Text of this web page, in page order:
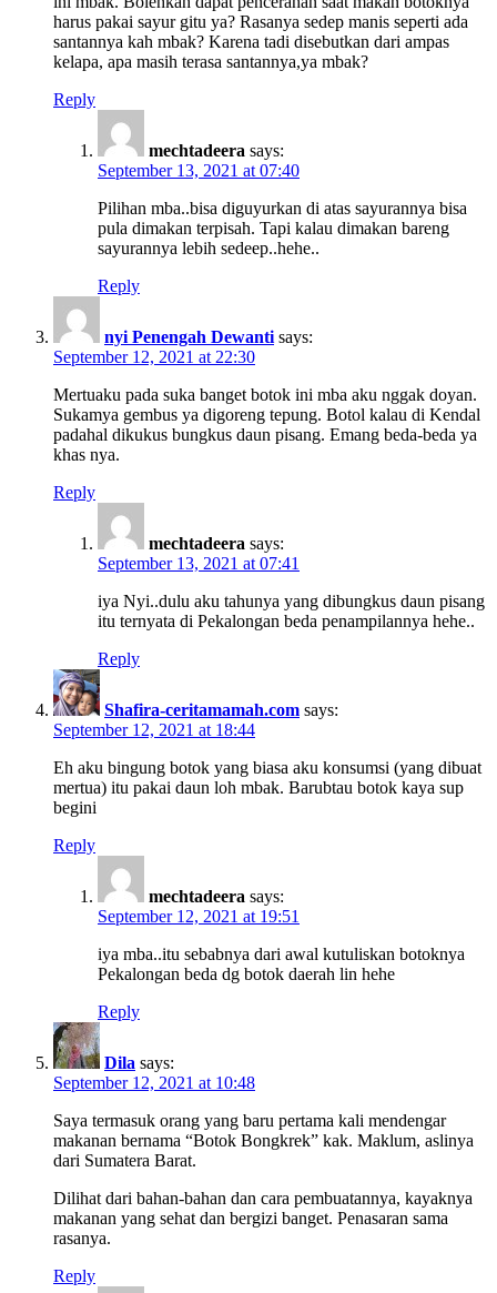
harus pakai sayur gitu ya? Rasanya sedep manis seperti ada
santannya kah mbak? Karena tadi disebutkan dari ampas
kelapa, apa masih terasa santannya,ya mbak?
Reply
mechtadeera says:
September 13, 2021 at 07:40
Pilihan mba..bisa diguyurkan di atas sayurannya bisa
pula dimakan terpisah. Tapi kalau dimakan bareng
sayurannya lebih sedeep..hehe..
Reply
nyi Penengah Dewanti says:
September 12, 2021 at 22:30
Mertuaku pada suka banget botok ini mba aku nggak doyan.
Sukamya gembus ya digoreng tepung. Botol kalau di Kendal
padahal dikukus bungkus daun pisang. Emang beda-beda ya
khas nya.
Reply
mechtadeera says:
September 13, 2021 at 07:41
iya Nyi..dulu aku tahunya yang dibungkus daun pisang
itu ternyata di Pekalongan beda penampilannya hehe..
Reply
Shafira-ceritamamah.com says:
September 12, 2021 at 18:44
Eh aku bingung botok yang biasa aku konsumsi (yang dibuat
mertua) itu pakai daun loh mbak. Barubtau botok kaya sup
begini
Reply
mechtadeera says:
September 12, 2021 at 19:51
iya mba..itu sebabnya dari awal kutuliskan botoknya
Pekalongan beda dg botok daerah lin hehe
Reply
Dila says:
September 12, 2021 at 10:48
Saya termasuk orang yang baru pertama kali mendengar
makanan bernama “Botok Bongkrek” kak. Maklum, aslinya
dari Sumatera Barat.
Dilihat dari bahan-bahan dan cara pembuatannya, kayaknya
makanan yang sehat dan bergizi banget. Penasaran sama
rasanya.
Reply